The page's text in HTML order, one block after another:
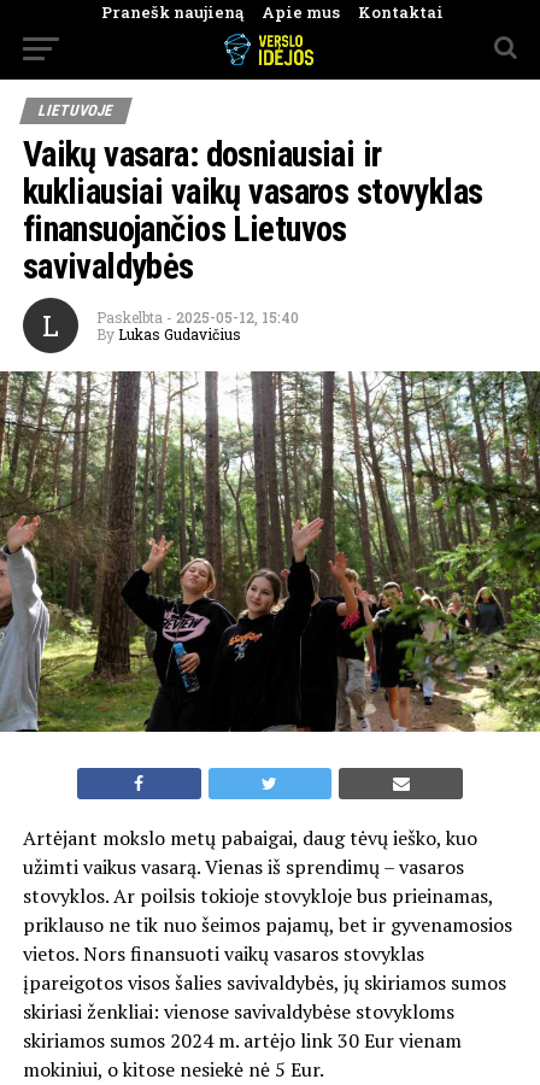
Pranešk naujieną Apie mus Kontaktai
LIETUVOJE
Vaikų vasara: dosniausiai ir
kukliausiai vaikų vasaros stovyklas
finansuojančios Lietuvos
savivaldybės
L Paskelbta - 2025-05-12, 15:40
By Lukas Gudavičius
Artėjant mokslo metų pabaigai, daug tėvų ieško, kuo
užimti vaikus vasarą. Vienas iš sprendimų – vasaros
stovyklos. Ar poilsis tokioje stovykloje bus prieinamas,
priklauso ne tik nuo šeimos pajamų, bet ir gyvenamosios
vietos. Nors finansuoti vaikų vasaros stovyklas
įpareigotos visos šalies savivaldybės, jų skiriamos sumos
skiriasi ženkliai: vienose savivaldybėse stovykloms
skiriamos sumos 2024 m. artėjo link 30 Eur vienam
mokiniui, o kitose nesiekė nė 5 Eur.